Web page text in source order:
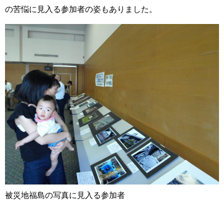
の苦悩に見入る参加者の姿もありました。
被災地福島の写真に見入る参加者